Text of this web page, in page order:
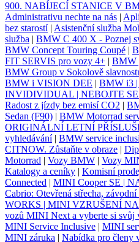
900. NABÍJECÍ STANICE V
Administrativu nechte na nás |
bez starostí| Asistenční služba
služba | BMW C 400 X - Poznej
BMW Concept Touring Coupé |
FIT SERVIS pro vozy 4+ | BMW
BMW Group v Sokolově
BMW i VISION DEE | BMW i3 |
INVIDIVIDUAL | NEBOJTE
Radost z jízdy bez emisí CO2 |
Sedan (F90) | BMW Motorrad
ORIGINÁLNÍ LETNÍ
vyhledávání| BMW service
CITNOW. Zůstaňte v obraze |
Motorrad | Vozy BMW | Vozy
Katalogy a ceníky | Komisní
Connected | MINI Cooper SE |
Cabrio: Otevřená střecha, závodní
WORKS | MINI VZRUŠENÍ
vozů MINI Next a vyberte si svůj
MINI Service Inclusive | MINI
MINI záruka | Nabídka pro členy